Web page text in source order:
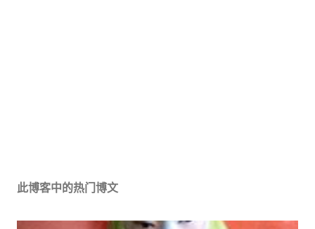
此博客中的热门博文